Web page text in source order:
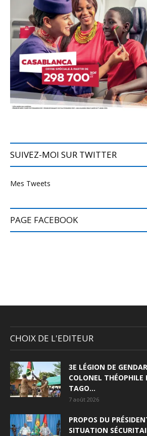
SUIVEZ-MOI SUR TWITTER
Mes Tweets
PAGE FACEBOOK
CHOIX DE L'EDITEUR
3E LÉGION DE
COLONEL THÉOPHILE
TAGO...
7 août 2026
PROPOS DU
SITUATION